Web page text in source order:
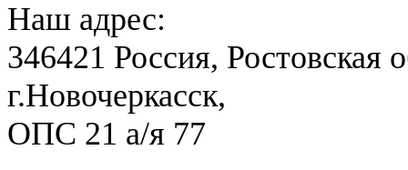
Наш адрес:
346421 Россия, Ростовская
г.Новочеркасск,
ОПС 21 а/я 77